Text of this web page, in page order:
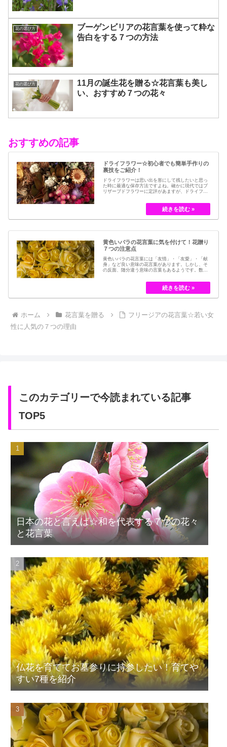
花の選び方
ブーゲンビリアの花言葉を使って粋な
告白をする７つの方法
花の選び方
11月の誕生花を贈る☆花言葉も美し
い、おすすめ７つの花々
おすすめの記事
ドライフラワー☆初心者でも簡単手作りの
裏技をご紹介！
ドライフラワーは思い出を形にして残したいと思っ
た時に最適な保存方法ですよね。確かに現代ではブ
リザーブドフラワーに定評があますが、ドライフラ
とつです。結婚式のブーケなどに使われた花など、
今では押し花のサービスが有名ですが、昔はドライ
フラワーでも保存されてきました。30代以降の…
黄色いバラの花言葉に気を付けて！花贈り
７つの注意点
黄色いバラの花言葉には「友情」・「友愛」・「献
身」など良い意味の花言葉があります。しかし、そ
の反面、随分違う意味の言葉もあるようです。数多
ローズである「ハイブリット・ティー」の中には、
黄色のバラというのは、存在していませんでした。
しかし、フランスの園芸家ジョセフ・ペルネ＝デ…
ホーム 花言葉を贈る
フリージアの花言葉☆若い女
性に人気の７つの理由
このカテゴリーで今読まれている記事
TOP5
日本の花と言えば☆和を代表する７つの花々
と花言葉
仏花を育ててお墓参りに持参したい！育てや
すい7種を紹介